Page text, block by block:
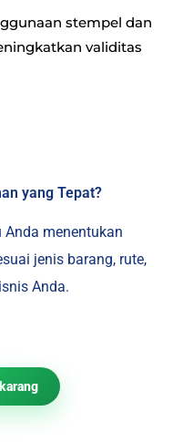
stempel dan
validitas
yang Tepat?
menentukan
jenis barang, rute,
Anda.